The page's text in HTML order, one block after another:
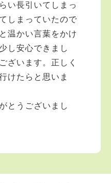
い長引いてしまっ
しまっていたので
温かい言葉をかけ
し安心できまし
ざいます。正しく
けたらと思いま
とうございまし